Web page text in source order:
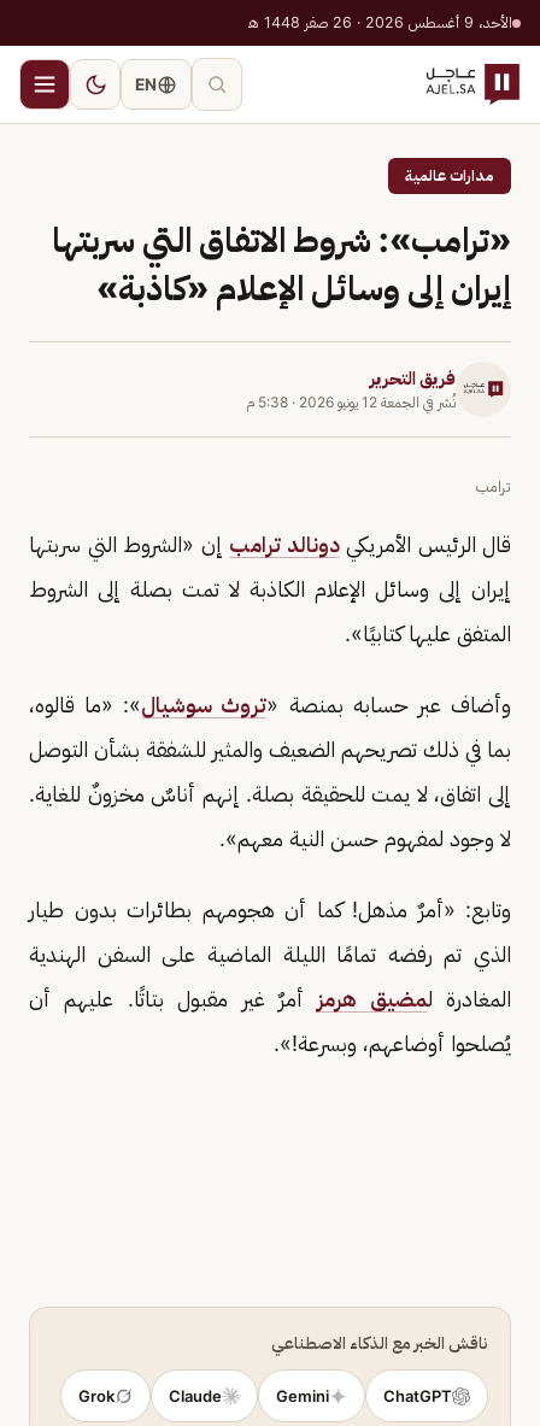
الأحد، 9 أغسطس 2026 · 26 صفر 1448 هـ
EN
مدارات عالمية
«ترامب»: شروط الاتفاق التي سربتها
إيران إلى وسائل الإعلام «كاذبة»
فريق التحرير
نُشر في الجمعة 12 يونيو 2026 · 5:38 م
ترامب
قال الرئيس الأمريكيدونالد ترامب إن «الشروط التي سربتها
إيران إلى وسائل الإعلام الكاذبة لا تمت بصلة إلى الشروط
المتفق عليها كتابيًا».
وأضاف عبر حسابه بمنصة «تروث سوشيال»: «ما قالوه،
بما في ذلك تصريحهم الضعيف والمثير للشفقة بشأن التوصل
إلى اتفاق، لا يمت للحقيقة بصلة. إنهم أناسٌ مخزونٌ للغاية.
لا وجود لمفهوم حسن النية معهم».
وتابع: «أمرٌ مذهل! كما أن هجومهم بطائرات بدون طيار
الذي تم رفضه تمامًا الليلة الماضية على السفن الهندية
المغادرة لمضيق هرمز أمرٌ غير مقبول بتاتًا. عليهم أن
يُصلحوا أوضاعهم، وبسرعة!».
ناقش الخبر مع الذكاء الاصطناعي
ChatGPT
Gemini
Claude
Grok